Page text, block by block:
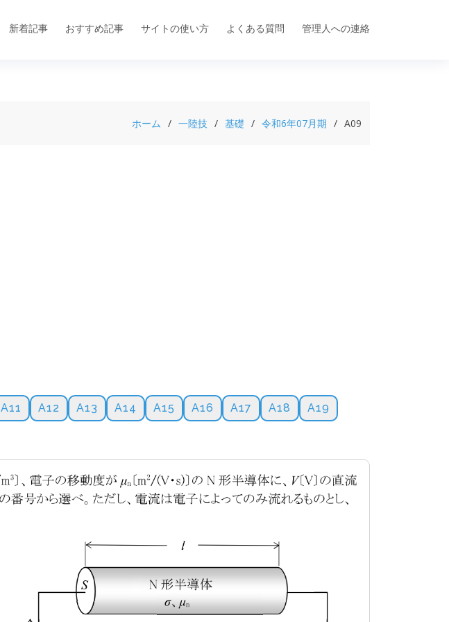
新着記事 おすすめ記事 サイトの使い方 よくある質問 管理人への連絡
ホーム 一陸技 基礎 令和6年07月期 A09
A11 A12 A13 A14 A15 A16 A17 A18
A19